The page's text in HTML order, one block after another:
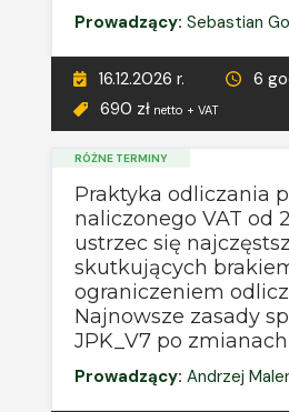
Prowadzący: Sebastian
16.12.2026 r.
6
690 zł netto + VAT
RÓŻNE TERMINY
Praktyka odliczania
naliczonego VAT od
ustrzec się
skutkujących
ograniczeniem
Najnowsze zasady
JPK_V7 po
Prowadzący: Andrzej